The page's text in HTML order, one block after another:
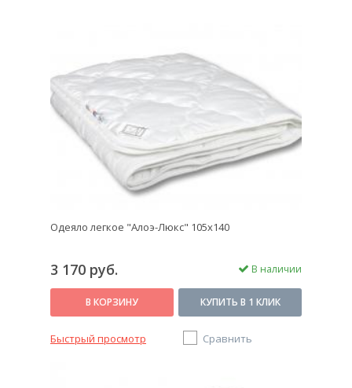
Одеяло легкое "Алоэ-Люкс" 105х140
3 170 руб. В наличии
В КОРЗИНУ КУПИТЬ В 1 КЛИК
Быстрый просмотр Сравнить